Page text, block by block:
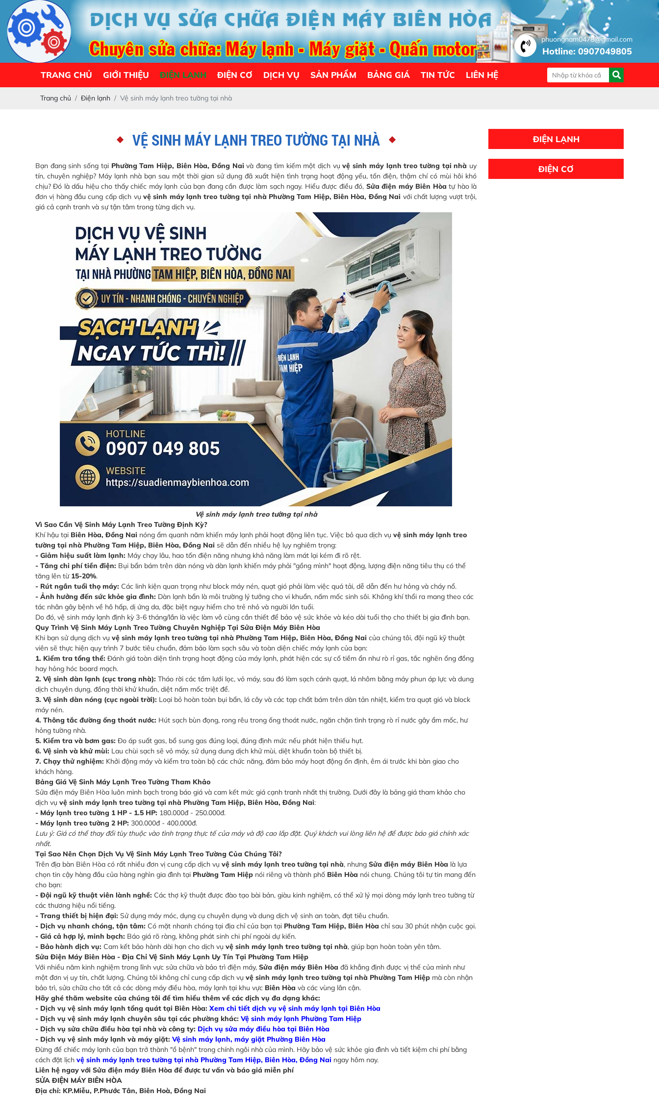
phuongnam0478@gmail.com
Hotline: 0907049805
TRANG CHỦ GIỚI THIỆU ĐIỆN LẠNH ĐIỆN CƠ DỊCH VỤ SẢN PHẨM BẢNG GIÁ TIN TỨC LIÊN HỆ
Trang chủ Điện lạnh Vệ sinh máy lạnh treo tường tại nhà
VỆ SINH MÁY LẠNH TREO TƯỜNG TẠI NHÀ
Bạn đang sinh sống tại Phường Tam Hiệp, Biên Hòa, Đồng Nai và đang tìm kiếm một dịch vụvệ sinh máy lạnh treo tường tại nhà uy
tín, chuyên nghiệp? Máy lạnh nhà bạn sau một thời gian sử dụng đã xuất hiện tình trạng hoạt động yếu, tốn điện, thậm chí có mùi hôi khó
chịu? Đó là dấu hiệu cho thấy chiếc máy lạnh của bạn đang cần được làm sạch ngay. Hiểu được điều đó, Sửa điện máy Biên Hòa tự hào là
đơn vị hàng đầu cung cấp dịch vụ vệ sinh máy lạnh treo tường tại nhà Phường Tam Hiệp, Biên Hòa, Đồng Nai với chất lượng vượt trội,
giá cả cạnh tranh và sự tận tâm trong từng dịch vụ.
Vệ sinh máy lạnh treo tường tại nhà
Vì Sao Cần Vệ Sinh Máy Lạnh Treo Tường Định Kỳ?
Khí hậu tại Biên Hòa, Đồng Nai nóng ẩm quanh năm khiến máy lạnh phải hoạt động liên tục. Việc bỏ qua dịch vụ vệ sinh máy lạnh treo
tường tại nhà Phường Tam Hiệp, Biên Hòa, Đồng Nai sẽ dẫn đến nhiều hệ lụy nghiêm trọng:
- Giảm hiệu suất làm lạnh: Máy chạy lâu, hao tốn điện năng nhưng khả năng làm mát lại kém đi rõ rệt.
- Tăng chi phí tiền điện: Bụi bẩn bám trên dàn nóng và dàn lạnh khiến máy phải "gồng mình" hoạt động, lượng điện năng tiêu thụ có thể
tăng lên từ 15-20%.
- Rút ngắn tuổi thọ máy: Các linh kiện quan trọng như block máy nén, quạt gió phải làm việc quá tải, dễ dẫn đến hư hỏng và cháy nổ.
- Ảnh hưởng đến sức khỏe gia đình: Dàn lạnh bẩn là môi trường lý tưởng cho vi khuẩn, nấm mốc sinh sôi. Không khí thổi ra mang theo các
tác nhân gây bệnh về hô hấp, dị ứng da, đặc biệt nguy hiểm cho trẻ nhỏ và người lớn tuổi.
Do đó, vệ sinh máy lạnh định kỳ 3-6 tháng/lần là việc làm vô cùng cần thiết để bảo vệ sức khỏe và kéo dài tuổi thọ cho thiết bị gia đình bạn.
Quy Trình Vệ Sinh Máy Lạnh Treo Tường Chuyên Nghiệp Tại Sửa Điện Máy Biên Hòa
Khi bạn sử dụng dịch vụ vệ sinh máy lạnh treo tường tại nhà Phường Tam Hiệp, Biên Hòa, Đồng Nai của chúng tôi, đội ngũ kỹ thuật
viên sẽ thực hiện quy trình 7 bước tiêu chuẩn, đảm bảo làm sạch sâu và toàn diện chiếc máy lạnh của bạn:
1. Kiểm tra tổng thể: Đánh giá toàn diện tình trạng hoạt động của máy lạnh, phát hiện các sự cố tiềm ẩn như rò rỉ gas, tắc nghẽn ống đồng
hay hỏng hóc board mạch.
2. Vệ sinh dàn lạnh (cục trong nhà): Tháo rời các tấm lưới lọc, vỏ máy, sau đó làm sạch cánh quạt, lá nhôm bằng máy phun áp lực và dung
dịch chuyên dụng, đồng thời khử khuẩn, diệt nấm mốc triệt để.
3. Vệ sinh dàn nóng (cục ngoài trời): Loại bỏ hoàn toàn bụi bẩn, lá cây và các tạp chất bám trên dàn tản nhiệt, kiểm tra quạt gió và block
máy nén.
4. Thông tắc đường ống thoát nước: Hút sạch bùn đọng, rong rêu trong ống thoát nước, ngăn chặn tình trạng rò rỉ nước gây ẩm mốc, hư
hỏng tường nhà.
5. Kiểm tra và bơm gas: Đo áp suất gas, bổ sung gas đúng loại, đúng định mức nếu phát hiện thiếu hụt.
6. Vệ sinh và khử mùi: Lau chùi sạch sẽ vỏ máy, sử dụng dung dịch khử mùi, diệt khuẩn toàn bộ thiết bị.
7. Chạy thử nghiệm: Khởi động máy và kiểm tra toàn bộ các chức năng, đảm bảo máy hoạt động ổn định, êm ái trước khi bàn giao cho
khách hàng.
Bảng Giá Vệ Sinh Máy Lạnh Treo Tường Tham Khảo
Sửa điện máy Biên Hòa luôn minh bạch trong báo giá và cam kết mức giá cạnh tranh nhất thị trường. Dưới đây là bảng giá tham khảo cho
dịch vụ vệ sinh máy lạnh treo tường tại nhà Phường Tam Hiệp, Biên Hòa, Đồng Nai:
- Máy lạnh treo tường 1 HP - 1.5 HP: 180.000đ - 250.000đ.
- Máy lạnh treo tường 2 HP: 300.000đ - 400.000đ.
Lưu ý: Giá có thể thay đổi tùy thuộc vào tình trạng thực tế của máy và độ cao lắp đặt. Quý khách vui lòng liên hệ để được báo giá chính xác
nhất.
Tại Sao Nên Chọn Dịch Vụ Vệ Sinh Máy Lạnh Treo Tường Của Chúng Tôi?
Trên địa bàn Biên Hòa có rất nhiều đơn vị cung cấp dịch vụ vệ sinh máy lạnh treo tường tại nhà, nhưng Sửa điện máy Biên Hòa là lựa
chọn tin cậy hàng đầu của hàng nghìn gia đình tại Phường Tam Hiệp nói riêng và thành phố Biên Hòa nói chung. Chúng tôi tự tin mang đến
cho bạn:
- Đội ngũ kỹ thuật viên lành nghề: Các thợ kỹ thuật được đào tạo bài bản, giàu kinh nghiệm, có thể xử lý mọi dòng máy lạnh treo tường từ
các thương hiệu nổi tiếng.
- Trang thiết bị hiện đại: Sử dụng máy móc, dụng cụ chuyên dụng và dung dịch vệ sinh an toàn, đạt tiêu chuẩn.
- Dịch vụ nhanh chóng, tận tâm: Có mặt nhanh chóng tại địa chỉ của bạn tại Phường Tam Hiệp, Biên Hòa chỉ sau 30 phút nhận cuộc gọi.
- Giá cả hợp lý, minh bạch: Báo giá rõ ràng, không phát sinh chi phí ngoài dự kiến.
- Bảo hành dịch vụ: Cam kết bảo hành dài hạn cho dịch vụ vệ sinh máy lạnh treo tường tại nhà, giúp bạn hoàn toàn yên tâm.
Sửa Điện Máy Biên Hòa - Địa Chỉ Vệ Sinh Máy Lạnh Uy Tín Tại Phường Tam Hiệp
Với nhiều năm kinh nghiệm trong lĩnh vực sửa chữa và bảo trì điện máy, Sửa điện máy Biên Hòa đã khẳng định được vị thế của mình như
một đơn vị uy tín, chất lượng. Chúng tôi không chỉ cung cấp dịch vụ vệ sinh máy lạnh treo tường tại nhà Phường Tam Hiệp mà còn nhận
bảo trì, sửa chữa cho tất cả các dòng máy điều hòa, máy lạnh tại khu vực Biên Hòa và các vùng lân cận.
Hãy ghé thăm website của chúng tôi để tìm hiểu thêm về các dịch vụ đa dạng khác:
- Dịch vụ vệ sinh máy lạnh tổng quát tại Biên Hòa: Xem chi tiết dịch vụ vệ sinh máy lạnh tại Biên Hòa
- Dịch vụ vệ sinh máy lạnh chuyên sâu tại các phường khác: Vệ sinh máy lạnh Phường Tam Hiệp
- Dịch vụ sửa chữa điều hòa tại nhà và công ty: Dịch vụ sửa máy điều hòa tại Biên Hòa
- Dịch vụ vệ sinh máy lạnh và máy giặt: Vệ sinh máy lạnh, máy giặt Phường Biên Hòa
Đừng để chiếc máy lạnh của bạn trở thành "ổ bệnh" trong chính ngôi nhà của mình. Hãy bảo vệ sức khỏe gia đình và tiết kiệm chi phí bằng
cách đặt lịch vệ sinh máy lạnh treo tường tại nhà Phường Tam Hiệp, Biên Hòa, Đồng Nai ngay hôm nay.
Liên hệ ngay với Sửa điện máy Biên Hòa để được tư vấn và báo giá miễn phí
SỬA ĐIỆN MÁY BIÊN HÒA
Địa chỉ: KP.Miễu, P.Phước Tân, Biên Hoà, Đồng Nai
ĐIỆN LẠNH
ĐIỆN CƠ